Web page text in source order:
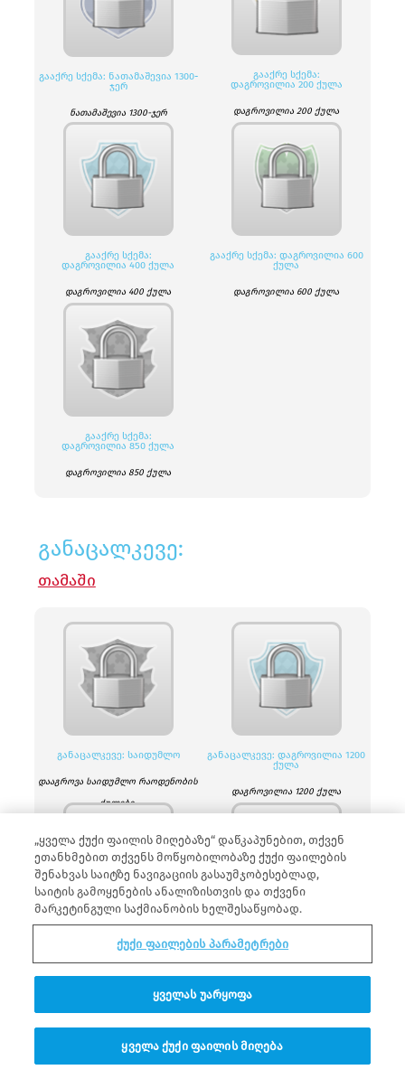
ᲒᲐᲐᲥᲠᲔ ᲡᲥᲔᲛᲐ: ᲜᲐᲗᲐᲛᲐᲨᲔᲕᲘᲐ 1300-
ᲯᲔᲠ
ნათამაშევია 1300-ჯერ
ᲒᲐᲐᲥᲠᲔ ᲡᲥᲔᲛᲐ:
ᲓᲐᲒᲠᲝᲕᲘᲚᲘᲐ 200 ᲥᲣᲚᲐ
დაგროვილია 200 ქულა
ᲒᲐᲐᲥᲠᲔ ᲡᲥᲔᲛᲐ:
ᲓᲐᲒᲠᲝᲕᲘᲚᲘᲐ 400 ᲥᲣᲚᲐ
დაგროვილია 400 ქულა
ᲒᲐᲐᲥᲠᲔ ᲡᲥᲔᲛᲐ: ᲓᲐᲒᲠᲝᲕᲘᲚᲘᲐ 600
ᲥᲣᲚᲐ
დაგროვილია 600 ქულა
ᲒᲐᲐᲥᲠᲔ ᲡᲥᲔᲛᲐ:
ᲓᲐᲒᲠᲝᲕᲘᲚᲘᲐ 850 ᲥᲣᲚᲐ
დაგროვილია 850 ქულა
განაცალკევე:
ᲗᲐᲛᲐᲨᲘ
ᲒᲐᲜᲐᲪᲐᲚᲙᲔᲕᲔ: ᲡᲐᲘᲓᲣᲛᲚᲝ
დააგროვა საიდუმლო რაოდენობის
ქულები.
ᲒᲐᲜᲐᲪᲐᲚᲙᲔᲕᲔ: ᲓᲐᲒᲠᲝᲕᲘᲚᲘᲐ 1200
ᲥᲣᲚᲐ
დაგროვილია 1200 ქულა
ᲒᲐᲜᲐᲪᲐᲚᲙᲔᲕᲔ: ᲓᲐᲒᲠᲝᲕᲘᲚᲘᲐ 2700
ᲥᲣᲚᲐ
ᲒᲐᲜᲐᲪᲐᲚᲙᲔᲕᲔ: ᲓᲐᲒᲠᲝᲕᲘᲚᲘᲐ 3400
ᲥᲣᲚᲐ
„ყველა ქუქი ფაილის მიღებაზე“ დაწკაპუნებით, თქვენ
ეთანხმებით თქვენს მოწყობილობაზე ქუქი ფაილების
შენახვას საიტზე ნავიგაციის გასაუმჯობესებლად,
საიტის გამოყენების ანალიზისთვის და თქვენი
მარკეტინგული საქმიანობის ხელშესაწყობად.
ქუქი ფაილების პარამეტრები
ყველას უარყოფა
ყველა ქუქი ფაილის მიღება